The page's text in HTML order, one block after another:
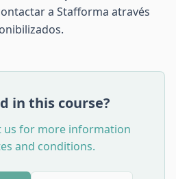
a Stafforma através
in this course?
us for more information
and conditions.